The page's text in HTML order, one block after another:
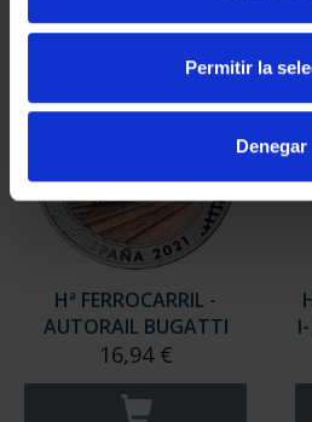
Permitir la
Denegar
Hª FERROCARRIL -
AUTORAIL BUGATTI
16,94 €